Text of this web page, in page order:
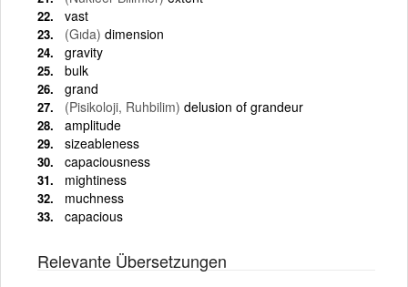
vast
(Gıda) dimension
gravity
bulk
grand
(Pisikoloji, Ruhbilim) delusion of grandeur
amplitude
sizeableness
capaciousness
mightiness
muchness
capacious
Relevante Übersetzungen